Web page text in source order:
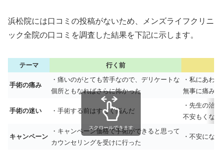
浜松院には口コミの投稿がないため、メンズライフクリニ
ック全院の口コミを調査した結果を下記に示します。
テーマ 行く前
手術の痛み
・痛いのがとても苦手なので、デリケートな
個所ともなればさらに怖かった
・私にあわ
無事に痛み
手術の迷い ・手術する前はすごく悩んだ
・先生の治
不安もくな
キャンペーン
・キャンペーン価格で手術ができると思って
カウンセリングを受けに行った
・不安にな
スクロールできます